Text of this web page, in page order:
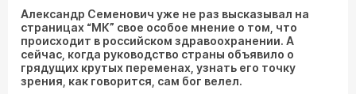
Александр Семенович уже не раз высказывал на
страницах “МК” свое особое мнение о том, что
происходит в российском здравоохранении. А
сейчас, когда руководство страны объявило о
грядущих крутых переменах, узнать его точку
зрения, как говорится, сам бог велел.